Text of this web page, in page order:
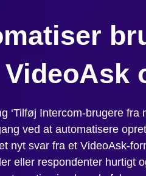
VideoAsk
‘Tilføj Intercom-brugere
ved at automatisere
nyt svar fra et VideoAsk-
eller respondenter hurtigt